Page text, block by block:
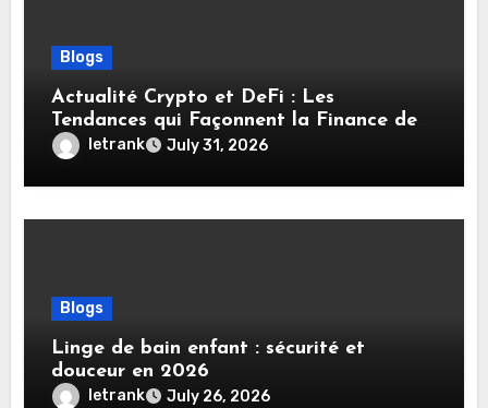
Blogs
Actualité Crypto et DeFi : Les
Tendances qui Façonnent la Finance de
Demain
letrank July 31, 2026
Blogs
Linge de bain enfant : sécurité et
douceur en 2026
letrank July 26, 2026